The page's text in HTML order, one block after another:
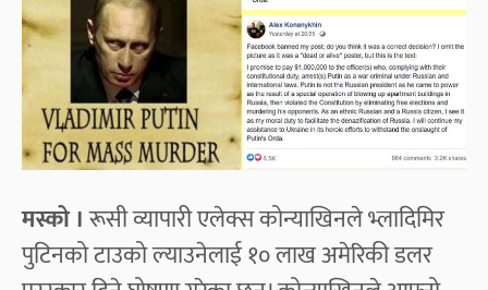
मस्को ।रूसी व्यापारी एलेक्स कोन्याखिनले भ्लादिमिर
पुटिनको टाउको ल्याउनेलाई १० लाख अमेरिकी डलर